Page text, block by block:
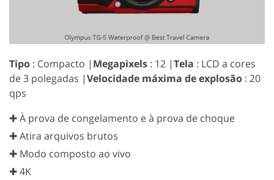
Tipo : Compacto | Megapixels : 12 |Tela : LCD a cores
de 3 polegadas |Velocidade máxima de explosão : 20
qps
✚ À prova de congelamento e à prova de choque
✚ Atira arquivos brutos
✚ Modo composto ao vivo
✚ 4K